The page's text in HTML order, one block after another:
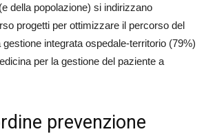
della popolazione) si indirizzano
progetti per ottimizzare il percorso del
integrata ospedale-territorio (79%)
per la gestione del paziente a
prevenzione